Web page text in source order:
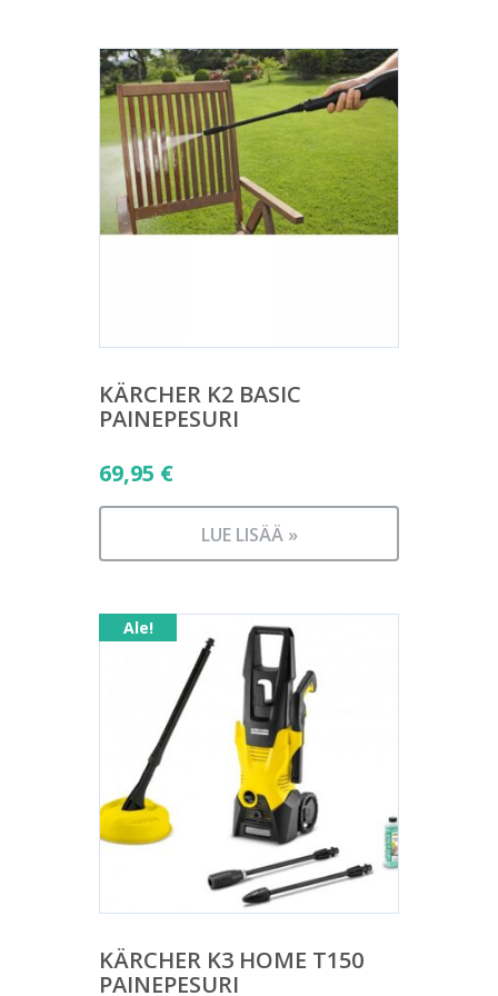
KÄRCHER K2 BASIC
PAINEPESURI
69,95 €
LUE LISÄÄ »
Ale!
KÄRCHER K3 HOME T150
PAINEPESURI